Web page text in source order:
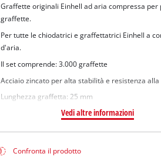
Graffette originali Einhell ad aria compressa per
graffette.
Per tutte le chiodatrici e graffettatrici Einhell a
d'aria.
Il set comprende: 3.000 graffette
Acciaio zincato per alta stabilità e resistenza
Lunghezza graffetta: 25 mm
Vedi altre informazioni
Confronta il prodotto